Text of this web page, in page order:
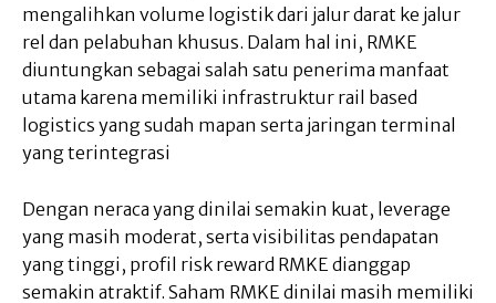
mengalihkan volume logistik dari jalur darat ke jalur
rel dan pelabuhan khusus. Dalam hal ini, RMKE
diuntungkan sebagai salah satu penerima manfaat
utama karena memiliki infrastruktur rail based
logistics yang sudah mapan serta jaringan terminal
yang terintegrasi
Dengan neraca yang dinilai semakin kuat, leverage
yang masih moderat, serta visibilitas pendapatan
yang tinggi, profil risk reward RMKE dianggap
semakin atraktif. Saham RMKE dinilai masih memiliki